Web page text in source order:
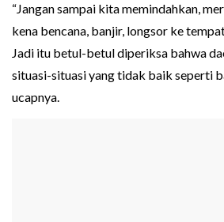
“Jangan sampai kita memindahkan,
kena bencana, banjir, longsor ke
Jadi itu betul-betul diperiksa bahwa
situasi-situasi yang tidak baik seperti
ucapnya.